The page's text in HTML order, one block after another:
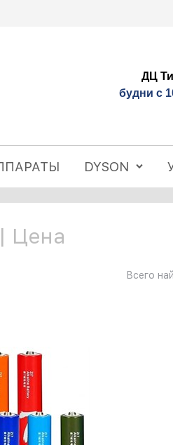
ДЦ
будни с
DYSON
Цена
Всего